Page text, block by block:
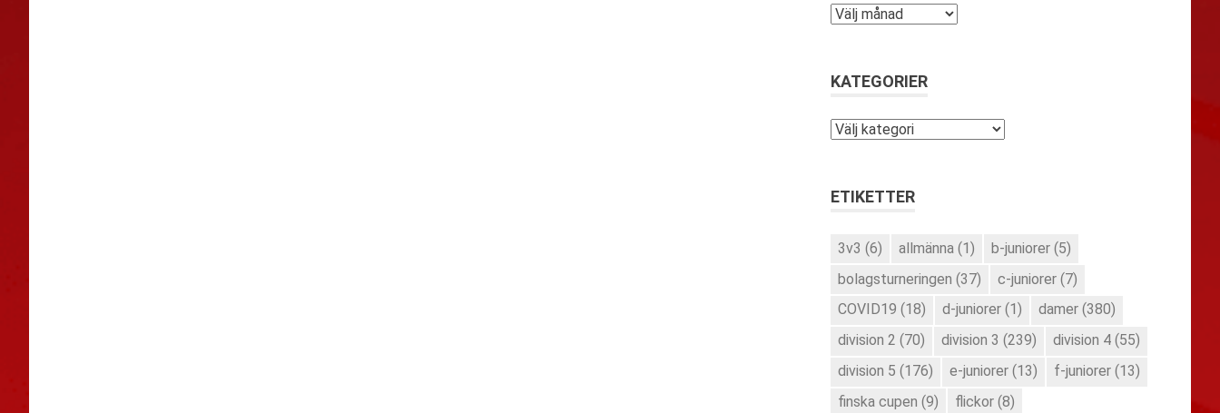
Arkiv
KATEGORIER
Kategorier
ETIKETTER
3v3 (6) allmänna (1) b-juniorer (5)
bolagsturneringen (37) c-juniorer (7)
COVID19 (18) d-juniorer (1) damer (380)
division 2 (70) division 3 (239) division 4 (55)
division 5 (176) e-juniorer (13) f-juniorer (13)
finska cupen (9) flickor (8)